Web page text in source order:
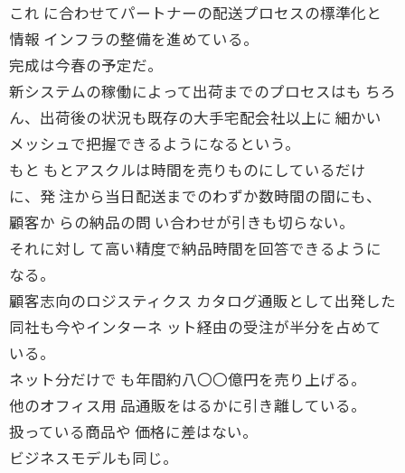
これ に合わせてパートナーの配送プロセスの標準化と
情報 インフラの整備を進めている。
完成は今春の予定だ。
新システムの稼働によって出荷までのプロセスはも ちろ
ん、出荷後の状況も既存の大手宅配会社以上に 細かい
メッシュで把握できるようになるという。
もと もとアスクルは時間を売りものにしているだけ
に、発 注から当日配送までのわずか数時間の間にも、
顧客か らの納品の問 い合わせが引きも切らない。
それに対し て高い精度で納品時間を回答できるように
なる。
顧客志向のロジスティクス カタログ通販として出発した
同社も今やインターネ ット経由の受注が半分を占めて
いる。
ネット分だけで も年間約八〇〇億円を売り上げる。
他のオフィス用 品通販をはるかに引き離している。
扱っている商品や 価格に差はない。
ビジネスモデルも同じ。